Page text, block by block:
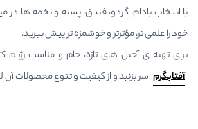
با انتخاب بادام، گردو، فندق، پسته و تخمه ها در
خود را علمی تر، مؤثرتر و خوشمزه تر پیش ببرید.
برای تهیه ی آجیل های تازه، خام و مناسب
آفتابگرم سر بزنید و از کیفیت و تنوع محصولات آن